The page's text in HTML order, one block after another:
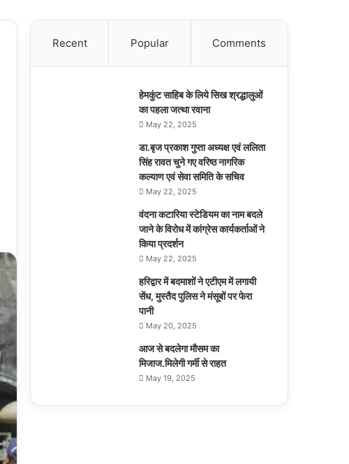
Recent Popular Comments
हेमकुंट साहिब के लिये सिख श्रद्धालुओं
का पहला जत्था रवाना
May 22, 2025
डा.बृज प्रकाश गुप्ता अध्यक्ष एवं ललिता
सिंह रावत चुने गए वरिष्ठ नागरिक
कल्याण एवं सेवा समिति के सचिव
May 22, 2025
वंदना कटारिया स्टेडियम का नाम बदले
जाने के विरोध में कांग्रेस कार्यकर्ताओं ने
किया प्रदर्शन
May 22, 2025
हरिद्वार में बदमाशों ने एटीएम में लगायी
सेंध, मुस्तैद पुलिस ने मंसूबों पर फेरा
पानी
May 20, 2025
आज से बदलेगा मौसम का
मिजाज.मिलेगी गर्मी से राहत
May 19, 2025